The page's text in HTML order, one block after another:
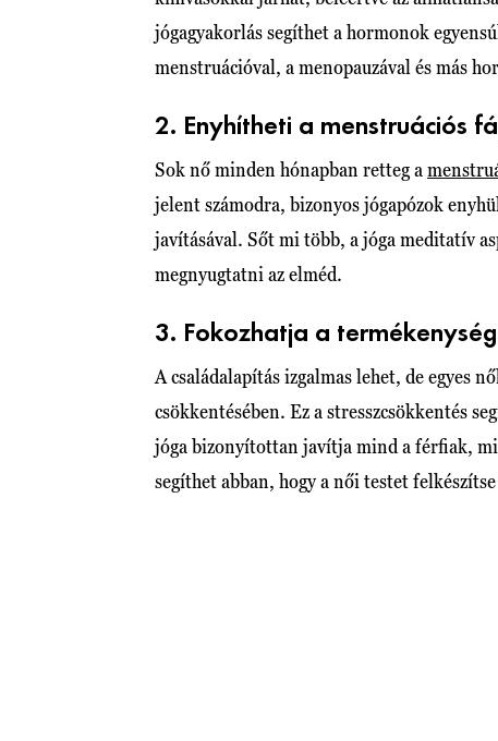
jógagyakorlás segíthet a hormonok
menstruációval, a menopauzával és más
2. Enyhítheti a menstruációs
Sok nő minden hónapban retteg a
jelent számodra, bizonyos jógapózok
javításával. Sőt mi több, a jóga meditatív
megnyugtatni az elméd.
3. Fokozhatja a
A családalapítás izgalmas lehet, de egyes
csökkentésében. Ez a stresszcsökkentés
jóga bizonyítottan javítja mind a férfiak,
segíthet abban, hogy a női testet